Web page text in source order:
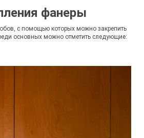
фанеры
с помощью которых можно закрепить
основных можно отметить следующие: